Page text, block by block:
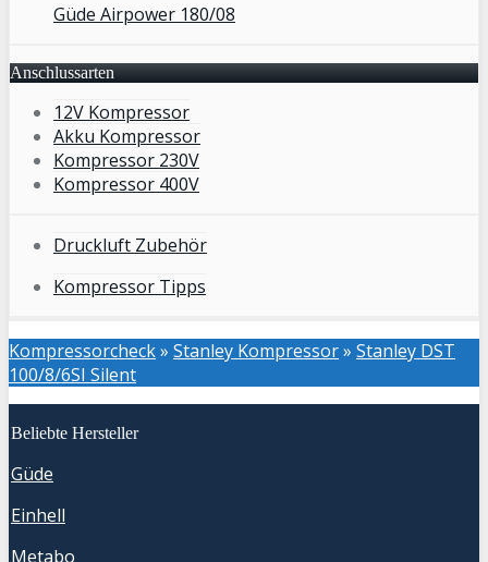
Güde Airpower 180/08
Anschlussarten
12V Kompressor
Akku Kompressor
Kompressor 230V
Kompressor 400V
Druckluft Zubehör
Kompressor Tipps
Kompressorcheck» Stanley Kompressor» Stanley DST
100/8/6SI Silent
Beliebte Hersteller
Güde
Einhell
Metabo